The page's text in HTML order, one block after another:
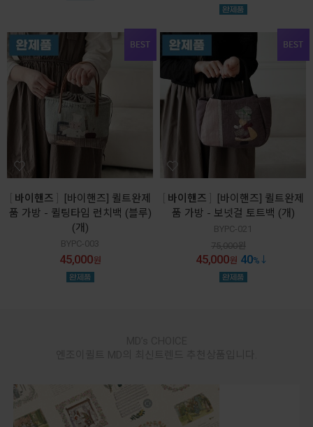
바이핸즈
[바이핸즈] 퀼트완제
품 가방 - 퀼팅타임 런치백 (블루)
(개)
BYPC-003
45,000원
바이핸즈
[바이핸즈] 퀼트완제
품 가방 - 보넷걸 토트백 (개)
BYPC-021
75,000원
45,000원 40%